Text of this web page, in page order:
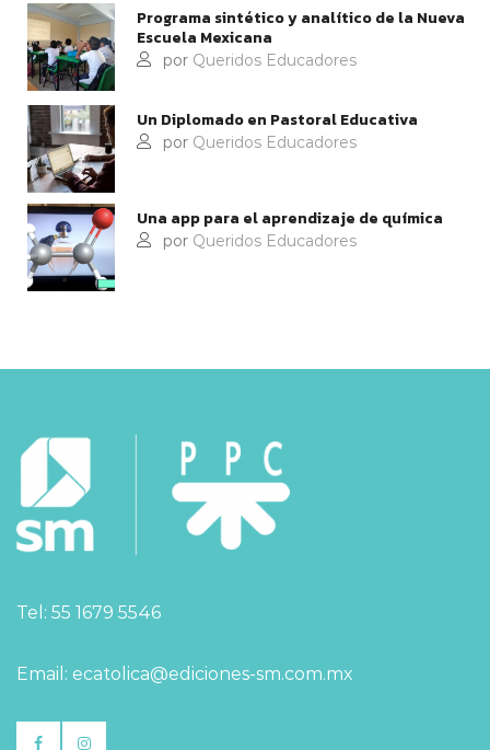
Programa sintético y analítico de la Nueva
Escuela Mexicana
por Queridos Educadores
Un Diplomado en Pastoral Educativa
por Queridos Educadores
Una app para el aprendizaje de química
por Queridos Educadores
Tel: 55 1679 5546
Email: ecatolica@ediciones-sm.com.mx